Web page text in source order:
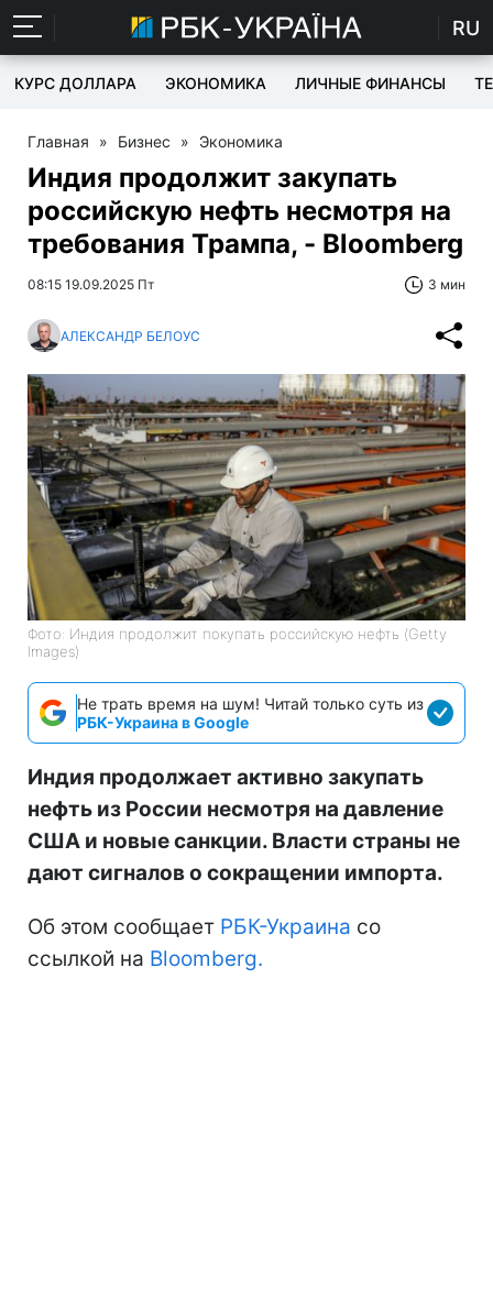
RU
КУРС ДОЛЛАРА ЭКОНОМИКА ЛИЧНЫЕ ФИНАНСЫ
Главная » Бизнес » Экономика
Индия продолжит закупать
российскую нефть несмотря на
требования Трампа, - Bloomberg
08:15 19.09.2025 Пт 3 мин
АЛЕКСАНДР БЕЛОУС
Фото: Индия продолжит покупать российскую нефть (Getty
Images)
Не трать время на шум! Читай только суть из
РБК-Украина в Google
Индия продолжает активно закупать
нефть из России несмотря на давление
США и новые санкции. Власти страны не
дают сигналов о сокращении импорта.
Об этом сообщает РБК-Украина со
ссылкой на Bloomberg.